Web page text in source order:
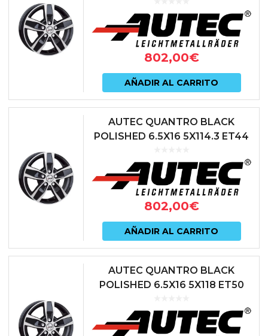
802,00€
AÑADIR AL CARRITO
AUTEC QUANTRO BLACK
POLISHED 6.5X16 5X114.3 ET44
802,00€
AÑADIR AL CARRITO
AUTEC QUANTRO BLACK
POLISHED 6.5X16 5X118 ET50